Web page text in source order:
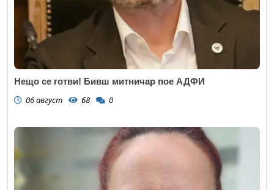
Нещо се готви! Бивш митничар пое АДФИ
06 август 68 0